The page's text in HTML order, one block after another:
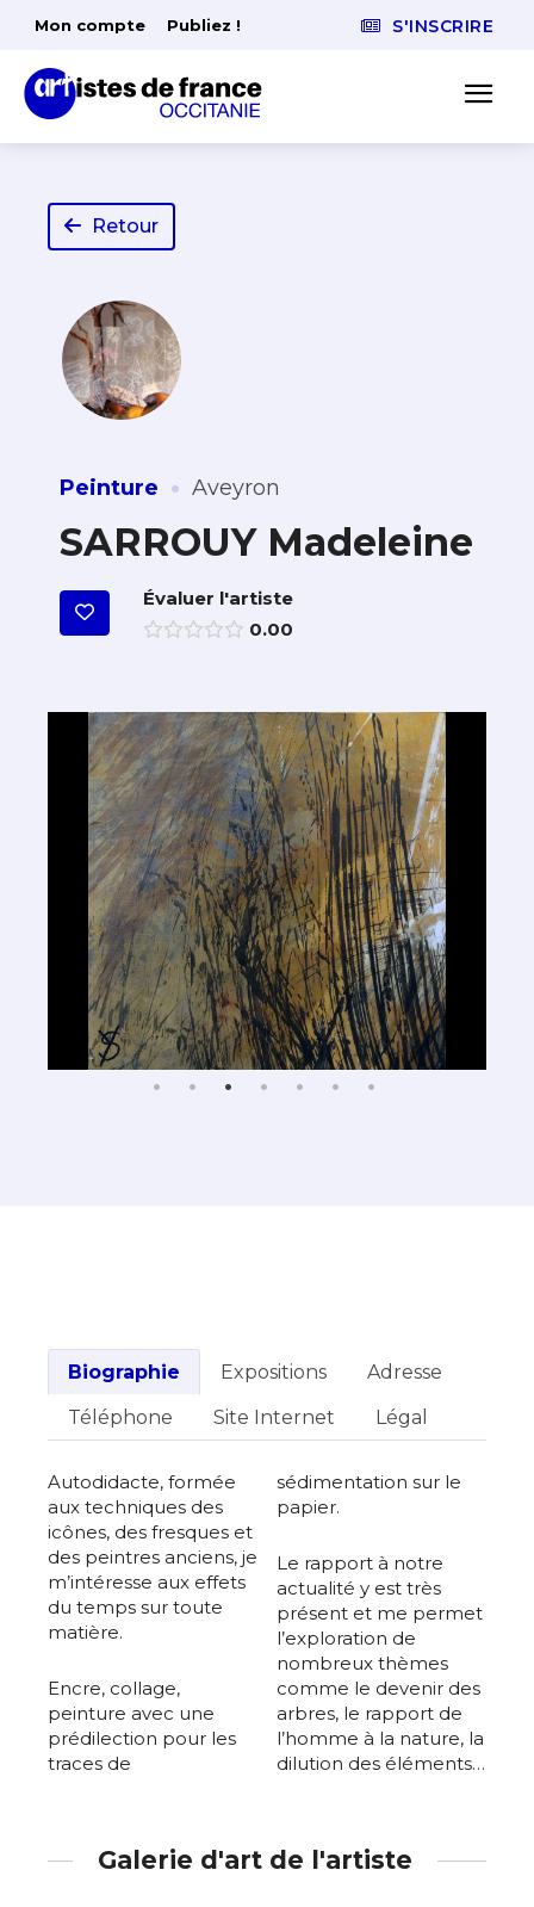
Mon compte Publiez ! S'INSCRIRE
Retour
Peinture · Aveyron
SARROUY Madeleine
Évaluer l'artiste
0.00
Biographie Expositions
Adresse
Téléphone
Site Internet Légal
Autodidacte, formée
aux techniques des
icônes, des fresques et
des peintres anciens, je
m’intéresse aux effets
du temps sur toute
matière.
Encre, collage,
peinture avec une
prédilection pour les
traces de
sédimentation sur le
papier.
Le rapport à notre
actualité y est très
présent et me permet
l’exploration de
nombreux thèmes
comme le devenir des
arbres, le rapport de
l’homme à la nature, la
dilution des éléments…
Galerie d'art de l'artiste